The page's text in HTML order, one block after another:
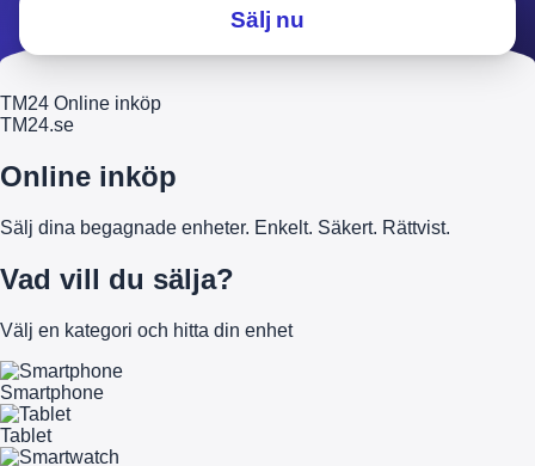
Sälj nu
TM24 Online inköp
TM24.se
Online inköp
Sälj dina begagnade enheter. Enkelt. Säkert. Rättvist.
Vad vill du sälja?
Välj en kategori och hitta din enhet
Smartphone
Tablet